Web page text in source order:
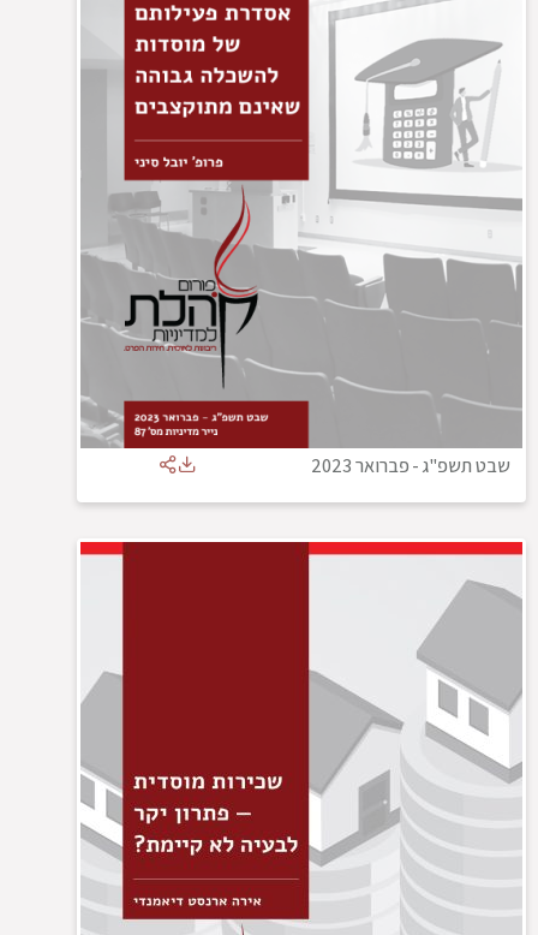
שבט תשפ"ג-פברואר 2023